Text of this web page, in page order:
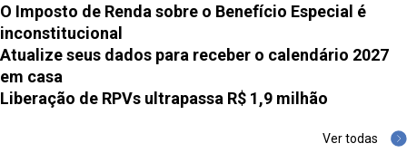
O Imposto de Renda sobre o Benefício Especial é
inconstitucional
Atualize seus dados para receber o calendário 2027
em casa
Liberação de RPVs ultrapassa R$ 1,9 milhão
Ver todas